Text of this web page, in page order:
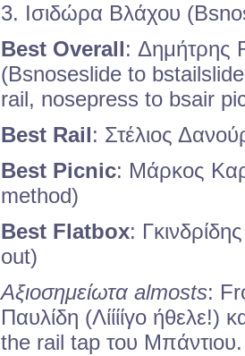
3. Ισιδώρα Βλάχου
Best Overall: Δημήτρης
(Bsnoseslide to
rail, nosepress to bsair
Best Rail: Στέλιος
Best Picnic: Μάρκος
method)
Best Flatbox:
out)
Αξιοσημείωτα almosts:
Παυλίδη (Λίίίίγο
the rail tap του Μπάντιου.